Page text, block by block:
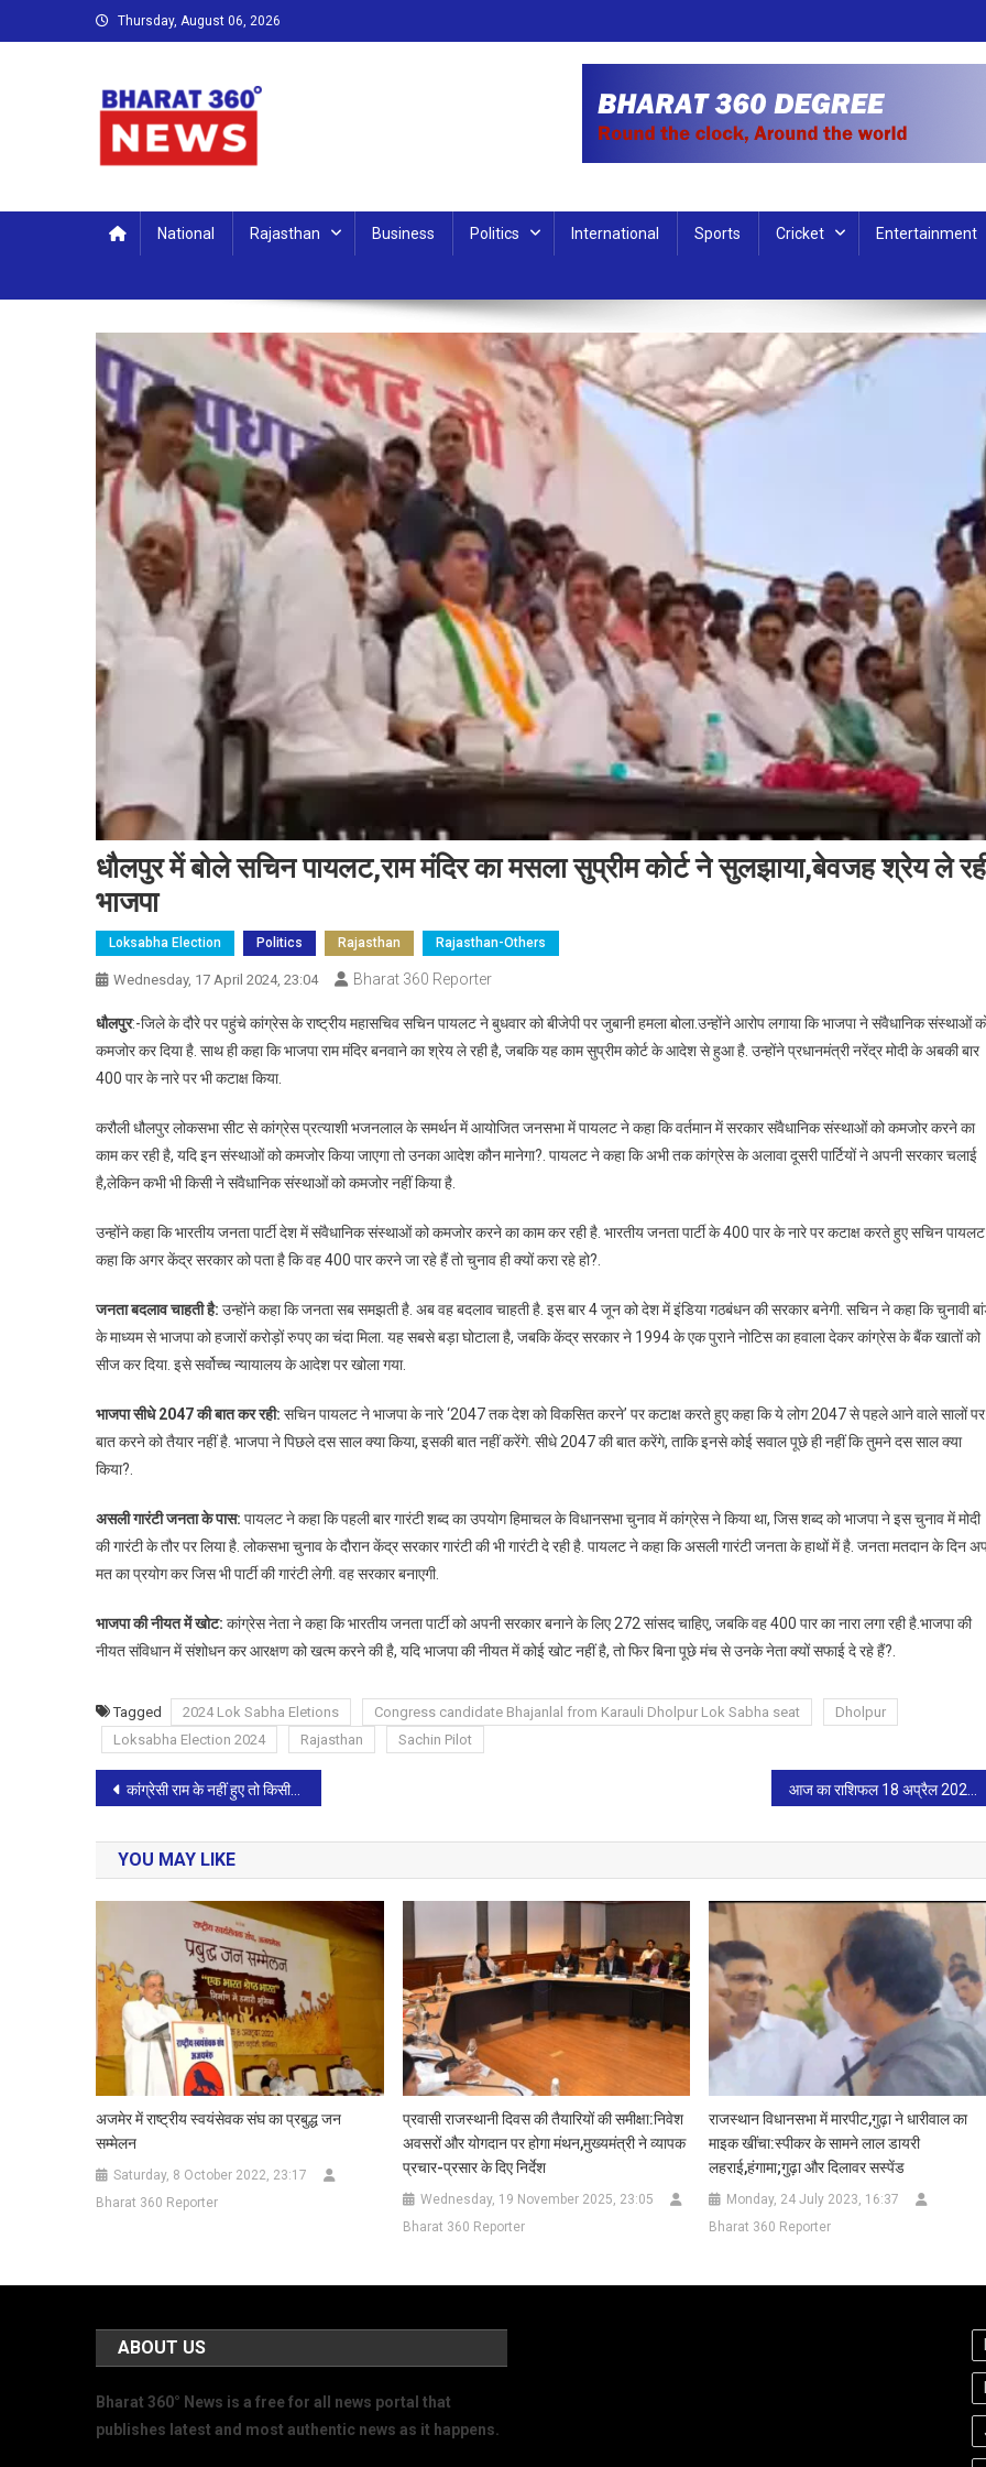
to
Thursday, August 06, 2026
National Rajasthan Business Politics International Sports Cricket Entertainment
धौलपुर में बोले सचिन पायलट,राम मंदिर का मसला सुप्रीम कोर्ट ने सुलझाया,बेवजह श्रेय ले
भाजपा
Loksabha Election Politics Rajasthan Rajasthan-Others
Wednesday, 17 April 2024, 23:04 Bharat 360 Reporter
धौलपुर:-जिले के दौरे पर पहुंचे कांग्रेस के राष्ट्रीय महासचिव सचिन पायलट ने बुधवार को बीजेपी पर जुबानी हमला बोला.उन्होंने आरोप लगाया कि भाजपा ने संवैधानिक संस्थाओं
कमजोर कर दिया है. साथ ही कहा कि भाजपा राम मंदिर बनवाने का श्रेय ले रही है, जबकि यह काम सुप्रीम कोर्ट के आदेश से हुआ है. उन्होंने प्रधानमंत्री नरेंद्र मोदी के अबकी बार
400 पार के नारे पर भी कटाक्ष किया.
करौली धौलपुर लोकसभा सीट से कांग्रेस प्रत्याशी भजनलाल के समर्थन में आयोजित जनसभा में पायलट ने कहा कि वर्तमान में सरकार संवैधानिक संस्थाओं को कमजोर करने का
काम कर रही है, यदि इन संस्थाओं को कमजोर किया जाएगा तो उनका आदेश कौन मानेगा?. पायलट ने कहा कि अभी तक कांग्रेस के अलावा दूसरी पार्टियों ने अपनी सरकार चलाई
है,लेकिन कभी भी किसी ने संवैधानिक संस्थाओं को कमजोर नहीं किया है.
उन्होंने कहा कि भारतीय जनता पार्टी देश में संवैधानिक संस्थाओं को कमजोर करने का काम कर रही है. भारतीय जनता पार्टी के 400 पार के नारे पर कटाक्ष करते हुए सचिन
कहा कि अगर केंद्र सरकार को पता है कि वह 400 पार करने जा रहे हैं तो चुनाव ही क्यों करा रहे हो?.
जनता बदलाव चाहती है: उन्होंने कहा कि जनता सब समझती है. अब वह बदलाव चाहती है. इस बार 4 जून को देश में इंडिया गठबंधन की सरकार बनेगी. सचिन ने कहा कि चुनावी
के माध्यम से भाजपा को हजारों करोड़ों रुपए का चंदा मिला. यह सबसे बड़ा घोटाला है, जबकि केंद्र सरकार ने 1994 के एक पुराने नोटिस का हवाला देकर कांग्रेस के बैंक खातों को
सीज कर दिया. इसे सर्वोच्च न्यायालय के आदेश पर खोला गया.
भाजपा सीधे 2047 की बात कर रही: सचिन पायलट ने भाजपा के नारे ‘2047 तक देश को विकसित करने’ पर कटाक्ष करते हुए कहा ​कि ये लोग 2047 से पहले आने वाले सालों पर
बात करने को तैयार नहीं है. भाजपा ने पिछले दस साल क्या किया, इसकी बात नहीं करेंगे. सीधे 2047 की बात करेंगे, ताकि इनसे कोई सवाल पूछे ही नहीं कि तुमने दस साल क्या
किया?.
असली गारंटी जनता के पास: पायलट ने कहा कि पहली बार गारंटी शब्द का उपयोग हिमाचल के विधानसभा चुनाव में कांग्रेस ने किया था, जिस शब्द को भाजपा ने इस चुनाव में मोदी
की गारंटी के तौर पर लिया है. लोकसभा चुनाव के दौरान केंद्र सरकार गारंटी की भी गारंटी दे रही है. पायलट ने कहा कि असली गारंटी जनता के हाथों में है. जनता मतदान के दिन
मत का प्रयोग कर जिस भी पार्टी की गारंटी लेगी. वह सरकार बनाएगी.
भाजपा की नीयत में खोट: कांग्रेस नेता ने कहा कि भारतीय जनता पार्टी को अपनी सरकार बनाने के लिए 272 सांसद चाहिए, जबकि वह 400 पार का नारा लगा रही है.भाजपा की
नीयत संविधान में संशोधन कर आरक्षण को खत्म करने की है, यदि भाजपा की नीयत में कोई खोट नहीं है, तो फिर बिना पूछे मंच से उनके नेता क्यों सफाई दे रहे हैं?.
Tagged 2024 Lok Sabha Eletions Congress candidate Bhajanlal from Karauli Dholpur Lok Sabha seat
Dholpur
Loksabha Election 2024
Rajasthan Sachin Pilot
Post
navigation
कांग्रेसी राम के नहीं हुए तो किसी के नहीं हो सकते,आपका वोट रामराज्य की स्थापना के लिए:सीएम भजनलाल
YOU MAY LIKE
अजमेर में राष्ट्रीय स्वयंसेवक संघ का प्रबुद्ध जन
सम्मेलन
Saturday, 8 October 2022, 23:17
Bharat 360 Reporter
प्रवासी राजस्थानी दिवस की तैयारियों की समीक्षा:निवेश
अवसरों और योगदान पर होगा मंथन,मुख्यमंत्री ने व्यापक
प्रचार-प्रसार के दिए निर्देश
Wednesday, 19 November 2025, 23:05
Bharat 360 Reporter
राजस्थान विधानसभा में मारपीट,गुढ़ा ने धारीवाल का
माइक खींचा:स्पीकर के सामने लाल डायरी
लहराई,हंगामा;गुढ़ा और दिलावर सस्पेंड
Monday, 24 July 2023, 16:37
Bharat 360 Reporter
ABOUT US
Bharat 360° News is a free for all news portal that
publishes latest and most authentic news as it happens.